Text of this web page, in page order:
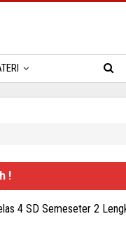
!
4 SD Semeseter 2